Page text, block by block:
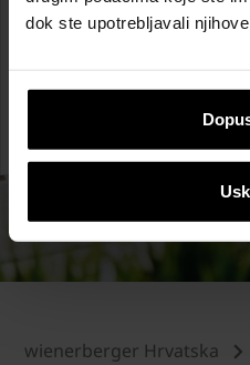
dok ste upotrebljavali njihove
Trebate tehničku pomoć?
tehničku pomoć,
TEHNIČKO I
wienerberger Hrvatska